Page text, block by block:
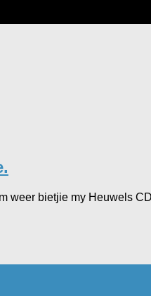
weer bietjie my Heuwels